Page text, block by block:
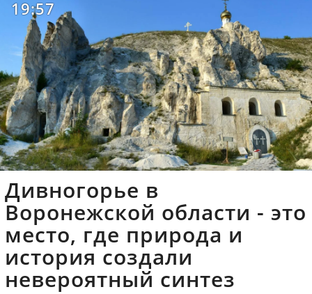
19:57
Дивногорье в
Воронежской области - это
место, где природа и
история создали
невероятный синтез